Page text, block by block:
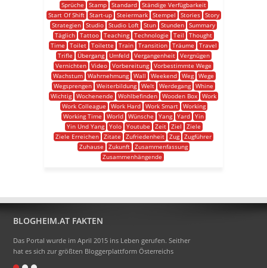
Sprüche
Stamp Standard
Ständige Verfügbarkeit
Start Of Shift
Start-up Steiermark Stempel Stories
Story
Strategien Studio Studio Loft Stun Stunden Summary
Täglich Tattoo Teaching Technologie Teil
Thought
Time
Toilet Toilette Train Transition Träume
Travel
Trifle
Übergang Umfeld Vergangenheit
Vergnügen
Vernichten Video Vorbereitung Vorbestimmte Wege
Wachstum Wahrnehmung Wall Weekend Weg Wege
Wegsprengen Weiterbildung Welt Werdegang Whine
Wichtig Wochenende Wohlbefinden Wooden Box Work
Work Colleague
Work Hard Work Smart
Working
Working Time
World Wünsche Yang Yard Yin
Yin Und Yang
Yolo Youtube Zeit Ziel
Ziele
Ziele Erreichen Zitate Zufriedenheit Zug Zugführer
Zuhause
Zukunft Zusammenfassung
Zusammenhängende
BLOGHEIM.AT FAKTEN
Das Portal wurde im April 2015 ins Leben gerufen. Seither
hat es sich zur größten Bloggerplattform Österreichs